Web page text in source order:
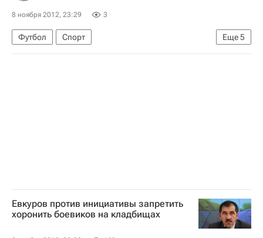
8 ноября 2012, 23:29 3
Еще5
Футбол
Спорт
Мультимедийный спортивный пакет
Евкуров против инициативы запретить
хоронить боевиков на кладбищах